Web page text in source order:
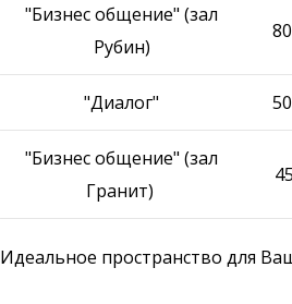
"Бизнес общение" (зал
Рубин)
"Диалог"
"Бизнес общение" (зал
Гранит)
Идеальное пространство для